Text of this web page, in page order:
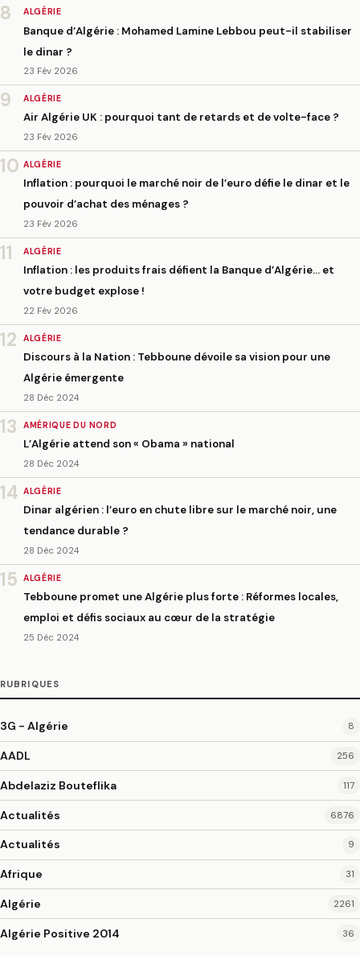
8 ALGÉRIE
Banque d’Algérie : Mohamed Lamine Lebbou peut-il stabiliser
le dinar ?
23 Fév 2026
9 ALGÉRIE
Air Algérie UK : pourquoi tant de retards et de volte-face ?
23 Fév 2026
10 ALGÉRIE
Inflation : pourquoi le marché noir de l’euro défie le dinar et le
pouvoir d’achat des ménages ?
23 Fév 2026
11 ALGÉRIE
Inflation : les produits frais défient la Banque d’Algérie… et
votre budget explose !
22 Fév 2026
12 ALGÉRIE
Discours à la Nation : Tebboune dévoile sa vision pour une
Algérie émergente
28 Déc 2024
13 AMÉRIQUE DU NORD
L’Algérie attend son « Obama » national
28 Déc 2024
14 ALGÉRIE
Dinar algérien : l’euro en chute libre sur le marché noir, une
tendance durable ?
28 Déc 2024
15 ALGÉRIE
Tebboune promet une Algérie plus forte : Réformes locales,
emploi et défis sociaux au cœur de la stratégie
25 Déc 2024
RUBRIQUES
3G - Algérie 8
AADL 256
Abdelaziz Bouteflika 117
Actualités 6876
Actualités 9
Afrique 31
Algérie 2261
Algérie Positive 2014 36